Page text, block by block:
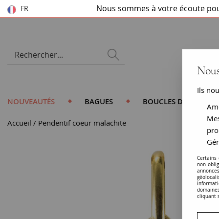
FR Nous sommes à votre écoute
NOUVEAUTÉS BAGUES BOUCLES D'OREILLES
Accueil Pendentif coeur malachite
Ils
Certains
non
cliquant